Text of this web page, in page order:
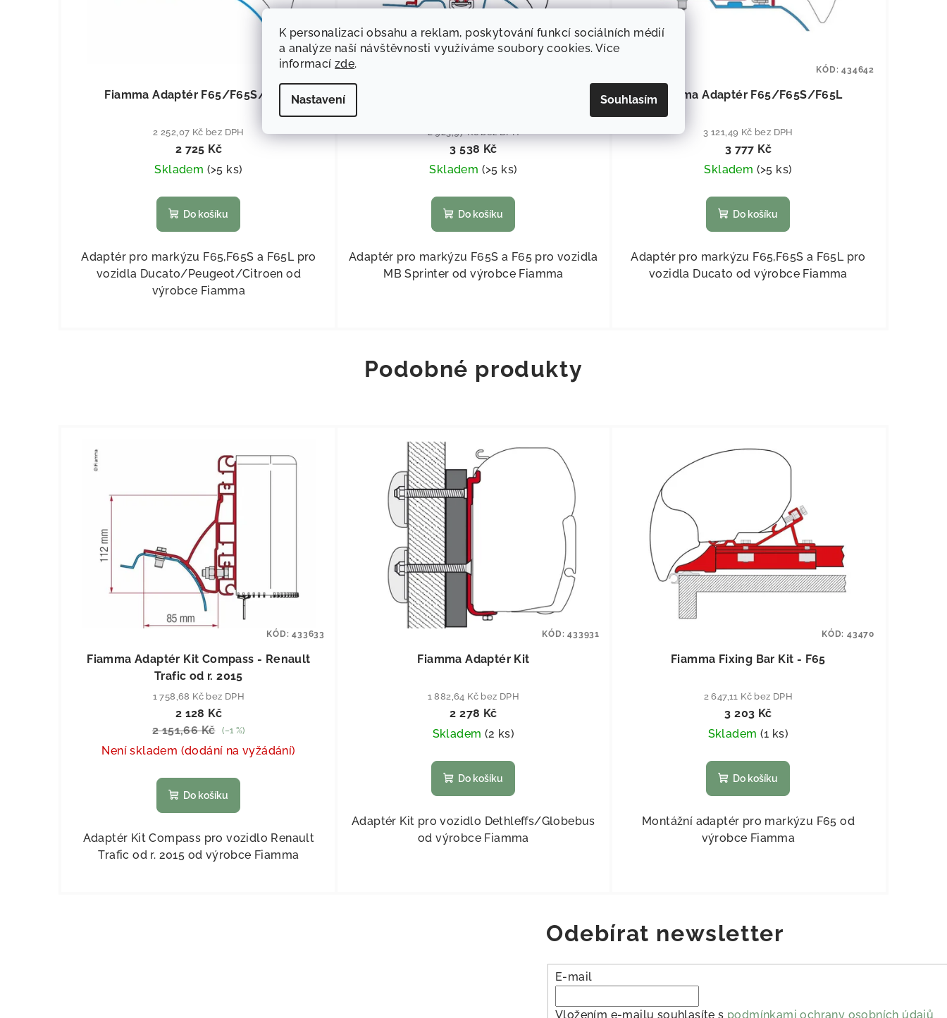
K personalizaci obsahu a reklam, poskytování funkcí sociálních médií
a analýze naší návštěvnosti využíváme soubory cookies. Více
informacízde.
Nastavení Souhlasím
Fiamma Adaptér F65/F65S/F65L
2 252,07 Kč bez DPH
2 725 Kč
Skladem (>5 ks)
Do košíku
Adaptér pro markýzu F65,F65S a F65L pro
vozidla Ducato/Peugeot/Citroen od
výrobce Fiamma
KÓD:43478
2 923,97 Kč bez DPH
3 538 Kč
Skladem (>5 ks)
Do košíku
Adaptér pro markýzu F65S a F65 pro vozidla
MB Sprinter od výrobce Fiamma
Fiamma Adaptér F65/F65S/F65L
3 121,49 Kč bez DPH
3 777 Kč
Skladem (>5 ks)
Do košíku
Adaptér pro markýzu F65,F65S a F65L pro
vozidla Ducato od výrobce Fiamma
KÓD:434642
Podobné produkty
Fiamma Adaptér Kit Compass - Renault
Trafic od r. 2015
1 758,68 Kč bez DPH
2 128 Kč
2 151,66 Kč
(–1 %)
Není skladem (dodání na vyžádání)
Do košíku
Adaptér Kit Compass pro vozidlo Renault
Trafic od r. 2015 od výrobce Fiamma
KÓD:433633
Fiamma Adaptér Kit
1 882,64 Kč bez DPH
2 278 Kč
Skladem (2 ks)
Do košíku
Adaptér Kit pro vozidlo Dethleffs/Globebus
od výrobce Fiamma
KÓD:433931
Fiamma Fixing Bar Kit - F65
2 647,11 Kč bez DPH
3 203 Kč
Skladem (1 ks)
Do košíku
Montážní adaptér pro markýzu F65 od
výrobce Fiamma
KÓD: 43470
Odebírat newsletter
E-mail
Vložením e-mailu souhlasíte s podmínkami ochrany osobních údajů